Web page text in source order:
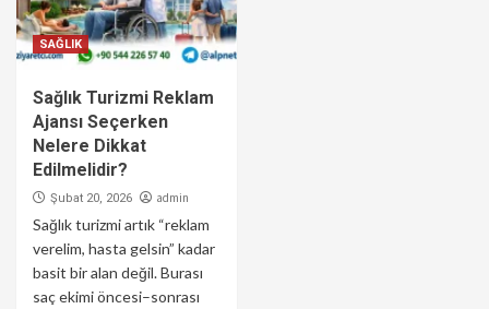
SAĞLIK
Sağlık Turizmi Reklam
Ajansı Seçerken
Nelere Dikkat
Edilmelidir?
Şubat 20, 2026 admin
Sağlık turizmi artık “reklam
verelim, hasta gelsin” kadar
basit bir alan değil. Burası
saç ekimi öncesi–sonrası